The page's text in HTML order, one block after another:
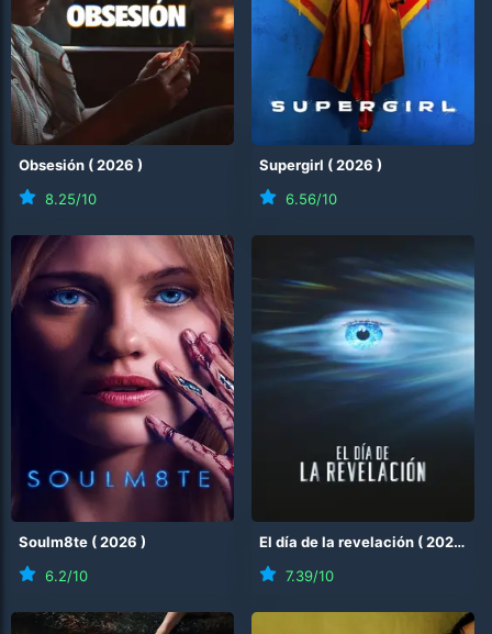
Obsesión (2026 )
8.25/10
Supergirl (2026 )
6.56/10
Soulm8te (2026 )
6.2/10
El día de la revelación (2026 )
7.39/10